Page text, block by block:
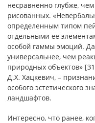
несравненно глубже,
рисованных.
определенным типом
отдельными ее
особой гаммы эмоций.
универсальнее, чем
природных объектов»
Д.Х. Хацкевич, –
особого эстетического
ландшафтов.
Интересно, что ранее,